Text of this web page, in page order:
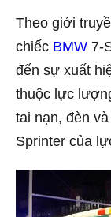
Theo giới
chiếc BMW 7-
đến sự xuất
thuộc lực
tai nạn, đèn
Sprinter của